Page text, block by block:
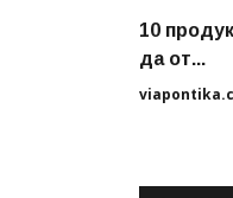
10
да от...